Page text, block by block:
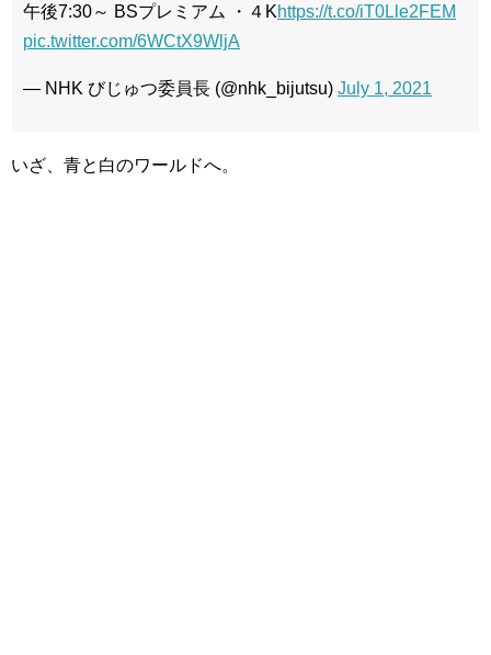
午後7:30～ BSプレミアム ・４Khttps://t.co/iT0Lle2FEM
pic.twitter.com/6WCtX9WljA
— NHK びじゅつ委員長 (@nhk_bijutsu) July 1, 2021
いざ、青と白のワールドへ。